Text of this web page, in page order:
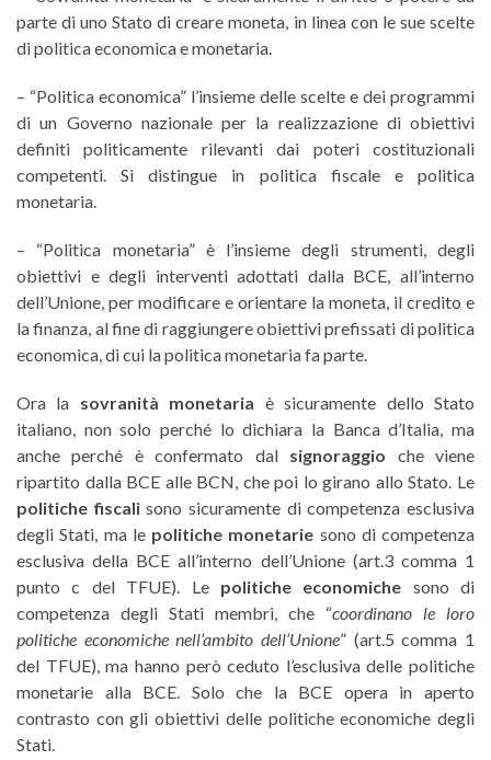
parte di uno Stato di creare moneta, in linea con le sue scelte
di politica economica e monetaria.
– “Politica economica” l’insieme delle scelte e dei programmi
di un Governo nazionale per la realizzazione di obiettivi
definiti politicamente rilevanti dai poteri costituzionali
competenti. Si distingue in politica fiscale e politica
monetaria.
– “Politica monetaria” è l’insieme degli strumenti, degli
obiettivi e degli interventi adottati dalla BCE, all’interno
dell’Unione, per modificare e orientare la moneta, il credito e
la finanza, al fine di raggiungere obiettivi prefissati di politica
economica, di cui la politica monetaria fa parte.
Ora la sovranità monetaria è sicuramente dello Stato
italiano, non solo perché lo dichiara la Banca d’Italia, ma
anche perché è confermato dal signoraggio che viene
ripartito dalla BCE alle BCN, che poi lo girano allo Stato. Le
politiche fiscalisono sicuramente di competenza esclusiva
degli Stati, ma le politiche monetarie sono di competenza
esclusiva della BCE all’interno dell’Unione (art.3 comma 1
punto c del TFUE). Le politiche economiche sono di
competenza degli Stati membri, che “coordinano le loro
politiche economiche nell’ambito dell’Unione” (art.5 comma 1
del TFUE), ma hanno però ceduto l’esclusiva delle politiche
monetarie alla BCE. Solo che la BCE opera in aperto
contrasto con gli obiettivi delle politiche economiche degli
Stati.